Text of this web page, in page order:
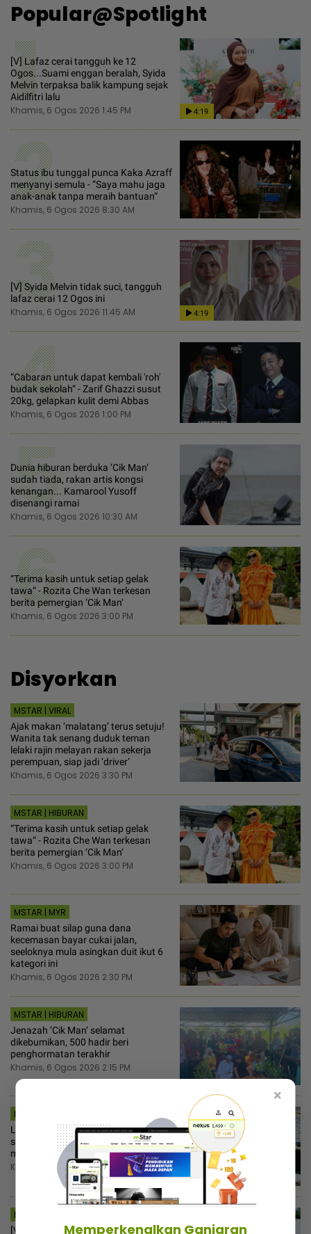
Popular@Spotlight
1
[V] Lafaz cerai tangguh ke 12
Ogos...Suami enggan beralah, Syida
Melvin terpaksa balik kampung sejak
Aidilfitri lalu
Khamis, 6 Ogos 2026 1:45 PM 4:19
2
Status ibu tunggal punca Kaka Azraff
menyanyi semula - “Saya mahu jaga
anak-anak tanpa meraih bantuan“
Khamis, 6 Ogos 2026 8:30 AM
3
[V] Syida Melvin tidak suci, tangguh
lafaz cerai 12 Ogos ini
Khamis, 6 Ogos 2026 11:45 AM 4:19
4
“Cabaran untuk dapat kembali 'roh'
budak sekolah“ - Zarif Ghazzi susut
20kg, gelapkan kulit demi Abbas
Khamis, 6 Ogos 2026 1:00 PM
5
Dunia hiburan berduka ‘Cik Man‘
sudah tiada, rakan artis kongsi
kenangan... Kamarool Yusoff
disenangi ramai
Khamis, 6 Ogos 2026 10:30 AM
6
“Terima kasih untuk setiap gelak
tawa“ - Rozita Che Wan terkesan
berita pemergian ‘Cik Man‘
Khamis, 6 Ogos 2026 3:00 PM
Disyorkan
MSTAR | VIRAL
Ajak makan ‘malatang’ terus setuju!
Wanita tak senang duduk teman
lelaki rajin melayan rakan sekerja
perempuan, siap jadi ‘driver’
Khamis, 6 Ogos 2026 3:30 PM
MSTAR | HIBURAN
“Terima kasih untuk setiap gelak
tawa“ - Rozita Che Wan terkesan
berita pemergian ‘Cik Man‘
Khamis, 6 Ogos 2026 3:00 PM
MSTAR | MYR
Ramai buat silap guna dana
kecemasan bayar cukai jalan,
seeloknya mula asingkan duit ikut 6
kategori ini
Khamis, 6 Ogos 2026 2:30 PM
MSTAR | HIBURAN
Jenazah ‘Cik Man‘ selamat
dikebumikan, 500 hadir beri
penghormatan terakhir
Khamis, 6 Ogos 2026 2:15 PM
MSTAR | VIRAL
Lupa kes tipu tarikh MC belum
selesai, bekas pekerja ada hati ugut
majikan lambat bayar gaji
Khamis, 6 Ogos 2026 2:00 PM
MSTAR | HIBURAN
[V] Lafaz cerai tangguh ke 12
×
Memperkenalkan Ganjaran